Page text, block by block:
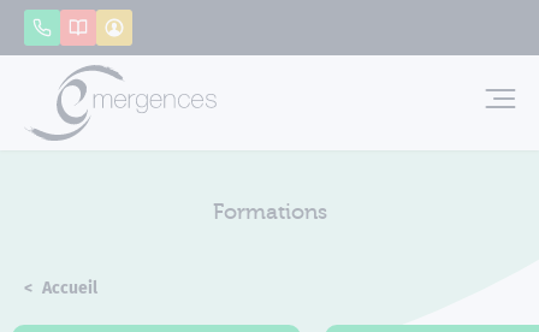
AppelerCatalogue
Formations
Accueil
Panneau de gestion des cookies